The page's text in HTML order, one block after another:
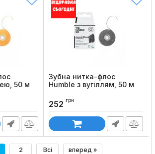
50 м
Зубна нитка-флос
Humble з вугіллям, 50 м
252 грн
2 Всі вперед »